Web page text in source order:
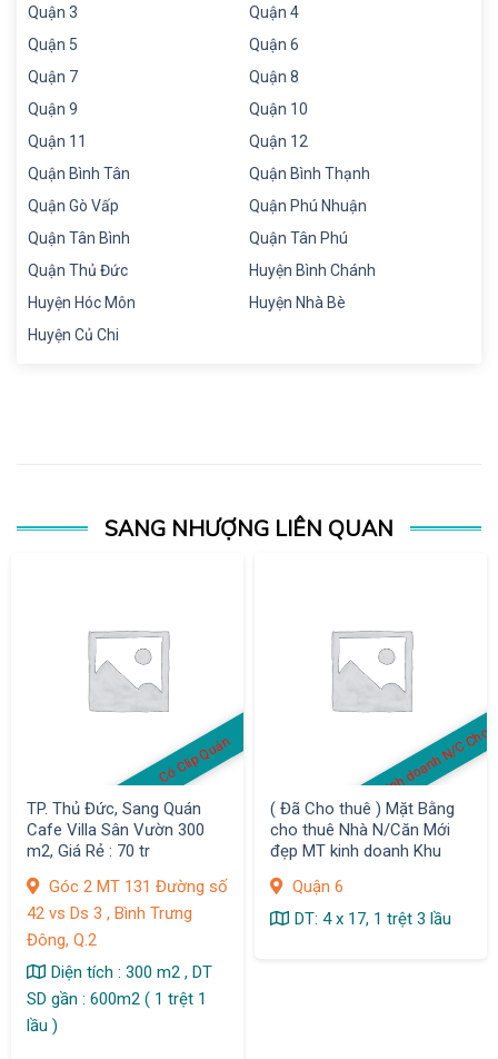
Quận 3
Quận 4
Quận 5
Quận 6
Quận 7
Quận 8
Quận 9
Quận 10
Quận 11
Quận 12
Quận Bình Tân
Quận Bình Thạnh
Quận Gò Vấp
Quận Phú Nhuận
Quận Tân Bình
Quận Tân Phú
Quận Thủ Đức
Huyện Bình Chánh
Huyện Hóc Môn
Huyện Nhà Bè
Huyện Củ Chi
SANG NHƯỢNG LIÊN QUAN
Có Clip Quán
TP. Thủ Đức, Sang Quán
Cafe Villa Sân Vườn 300
m2, Giá Rẻ : 70 tr
Góc 2 MT 131 Đường số
42 vs Ds 3 , Bình Trưng
Đông, Q.2
Diện tích : 300 m2 , DT
SD gần : 600m2 ( 1 trệt 1
lầu )
MB kinh doanh N/C
( Đã Cho thuê ) Mặt Bằng
cho thuê Nhà N/Căn Mới
đẹp MT kinh doanh Khu
Quận 6
DT: 4 x 17, 1 trệt 3 lầu